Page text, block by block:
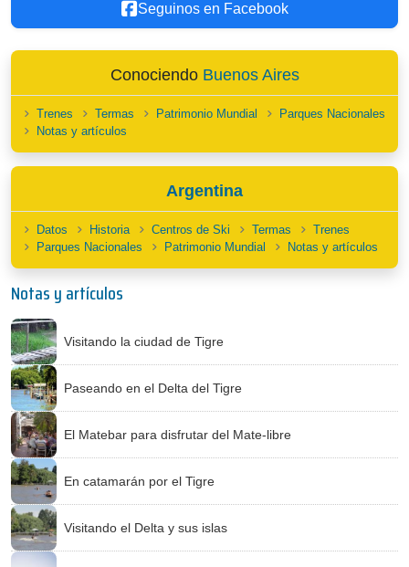
Seguinos en Facebook
Conociendo Buenos Aires
Trenes Termas Patrimonio Mundial
Parques Nacionales
Notas y artículos
Argentina
Datos Historia Centros de Ski Termas
Trenes
Parques Nacionales
Patrimonio Mundial Notas y artículos
Notas y artículos
Visitando la ciudad de Tigre
Paseando en el Delta del Tigre
El Matebar para disfrutar del Mate-libre
En catamarán por el Tigre
Visitando el Delta y sus islas